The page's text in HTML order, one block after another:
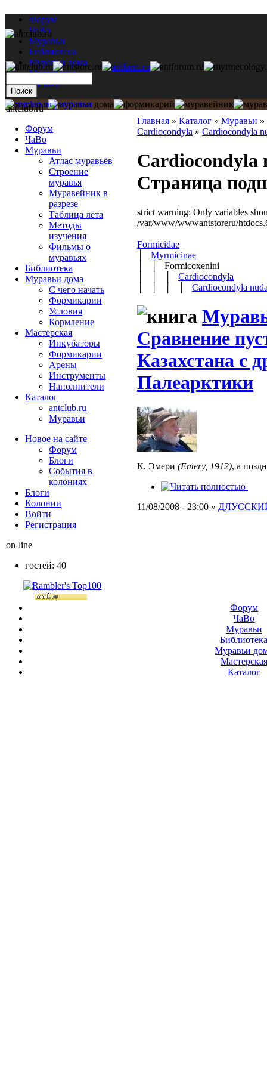
Форум
ЧаВо
Муравьи
Библиотека
Муравьи дома
Мастерская
Каталог
Главная » Каталог » Муравьи »
Cardiocondyla » Cardiocondyla
Cardiocondyla
Страница
strict warning: Only variables
/var/www/wwwantstoreru/
Formicidae
Myrmicinae
│ │ Formicoxenini
Cardiocondyla
Cardiocondyla
Сравнение
Казахстана с
Палеарктики
К. Эмери (Emery, 1912), а
11/08/2008 - 23:00 »
antclub.ru
Форум
ЧаВо
Муравьи
Атлас муравьёв
Строение
муравья
Муравейник в
разрезе
Таблица лёта
Методы
изучения
Фильмы о
муравьях
Библиотека
Муравьи дома
С чего начать
Формикарии
Условия
Кормление
Мастерская
Инкубаторы
Формикарии
Арены
Инструменты
Наполнители
Каталог
antclub.ru
Муравьи
Новое на сайте
Форум
Блоги
События в
колониях
Блоги
Колонии
Войти
Peгиcтpaция
on-line
гостей: 40
Форум
ЧаВо
Муравьи
Муравьи
Мастерская
Каталог